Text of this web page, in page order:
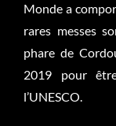
Monde a
rares messes
phare de
2019 pour
l’UNESCO.